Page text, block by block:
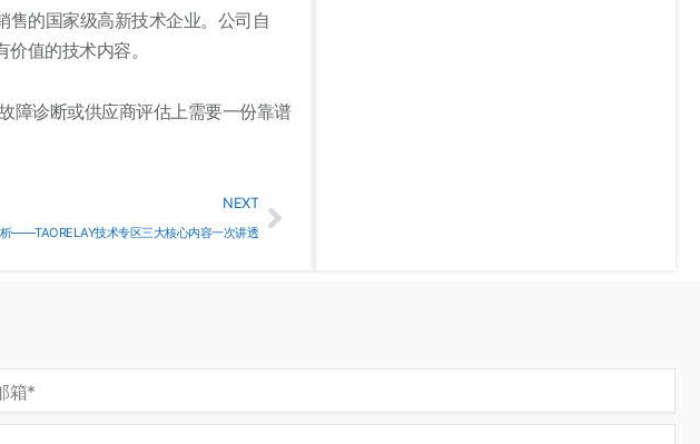
售的国家级高新技术企业。公司自
值的技术内容。
障诊断或供应商评估上需要一份靠谱
NEXT
——TAORELAY技术专区三大核心内容一次讲透
Next